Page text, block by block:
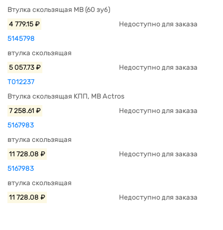
Втулка скользящая MB (60 зуб)
4 779.15 ₽
Недоступно для заказа
5145798
втулка скользящая
5 057.73 ₽
Недоступно для заказа
T012237
Втулка скользящая КПП, MB Actros
7 258.61 ₽
Недоступно для заказа
5167983
втулка скользящая
11 728.08 ₽
Недоступно для заказа
5167983
втулка скользящая
11 728.08 ₽
Недоступно для заказа